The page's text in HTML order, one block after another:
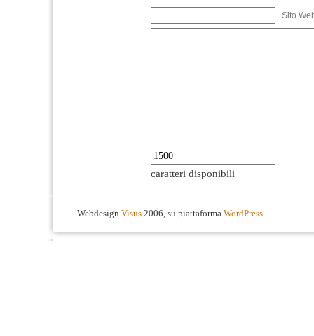
Sito
caratteri disponibili
Webdesign Visus 2006, su piattaforma WordPress